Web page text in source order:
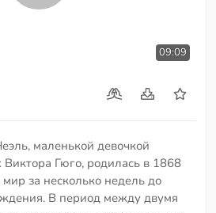
09:09
маленькой девочкой
Гюго, родилась в 1868
мир за несколько недель до
В период между двумя